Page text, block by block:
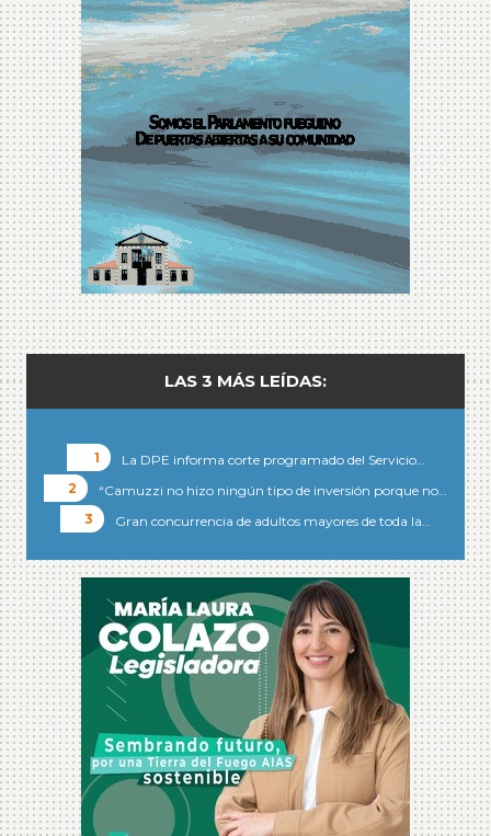
LAS 3 MÁS LEÍDAS:
La DPE informa corte programado del Servicio…
“Camuzzi no hizo ningún tipo de inversión porque no…
Gran concurrencia de adultos mayores de toda la…